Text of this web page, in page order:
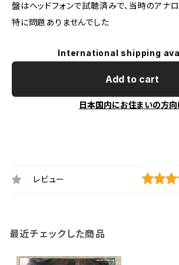
盤はヘッドフォンで試聴済みで、当時のアナ
特に問題ありませんでした
International shipping
Add to cart
日本国内にお住まいの方向
レビュー
最近チェックした商品